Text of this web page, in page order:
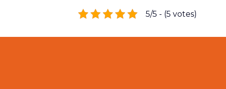
5/5 - (5 votes)